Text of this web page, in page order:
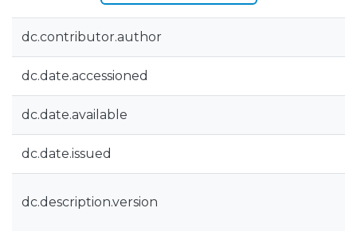
dc.contributor.author
dc.date.accessioned
dc.date.available
dc.date.issued
dc.description.version